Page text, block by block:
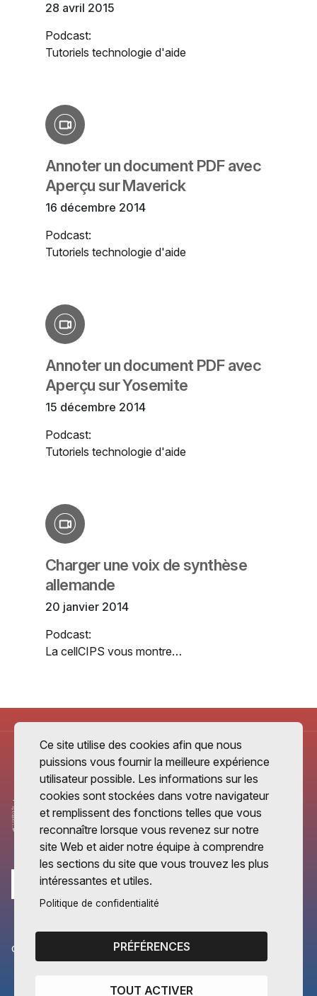
28 avril 2015
Podcast:
Tutoriels technologie d'aide
Annoter un document PDF avec
Aperçu sur Maverick
16 décembre 2014
Podcast:
Tutoriels technologie d'aide
Annoter un document PDF avec
Aperçu sur Yosemite
15 décembre 2014
Podcast:
Tutoriels technologie d'aide
Charger une voix de synthèse
allemande
20 janvier 2014
Podcast:
La cellCIPS vous montre…
CANTONS PARTENAIRES
Vaud
Ce site utilise des cookies afin que nous
puissions vous fournir la meilleure expérience
utilisateur possible. Les informations sur les
cookies sont stockées dans votre navigateur
et remplissent des fonctions telles que vous
reconnaître lorsque vous revenez sur notre
site Web et aider notre équipe à comprendre
les sections du site que vous trouvez les plus
intéressantes et utiles.
Politique de confidentialité
PRÉFÉRENCES
TOUT ACTIVER